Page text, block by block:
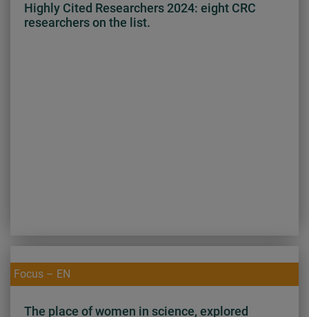
Highly Cited Researchers 2024: eight CRC
researchers on the list.
Focus – EN
The place of women in science, explored